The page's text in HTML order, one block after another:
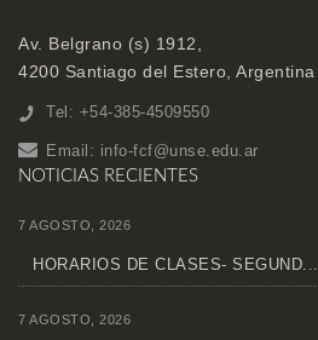
Av. Belgrano (s) 1912,
4200 Santiago del Estero, Argentina
Tel: +54-385-4509550
Email: info-fcf@unse.edu.ar
NOTICIAS RECIENTES
7 AGOSTO, 2026
HORARIOS DE CLASES- SEGUND...
7 AGOSTO, 2026